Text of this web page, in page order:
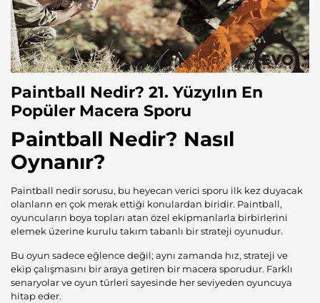
Paintball Nedir? 21. Yüzyılın En
Popüler Macera Sporu
Paintball Nedir? Nasıl
Oynanır?
Paintball nedir sorusu, bu heyecan verici sporu ilk kez duyacak
olanların en çok merak ettiği konulardan biridir. Paintball,
oyuncuların boya topları atan özel ekipmanlarla birbirlerini
elemek üzerine kurulu takım tabanlı bir strateji oyunudur.
Bu oyun sadece eğlence değil; aynı zamanda hız, strateji ve
ekip çalışmasını bir araya getiren bir macera sporudur. Farklı
senaryolar ve oyun türleri sayesinde her seviyeden oyuncuya
hitap eder.